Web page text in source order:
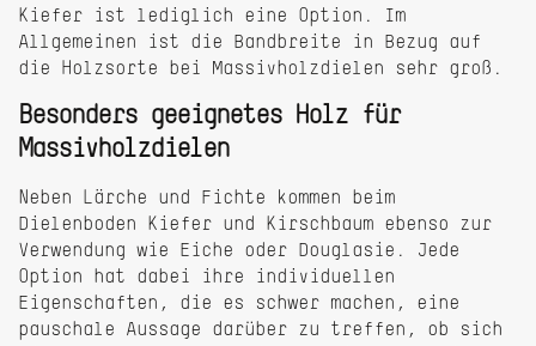
Kiefer ist lediglich eine Option. Im
Allgemeinen ist die Bandbreite in Bezug auf
die Holzsorte bei Massivholzdielen sehr groß.
Besonders geeignetes Holz für
Massivholzdielen
Neben Lärche und Fichte kommen beim
Dielenboden Kiefer und Kirschbaum ebenso zur
Verwendung wie Eiche oder Douglasie. Jede
Option hat dabei ihre individuellen
Eigenschaften, die es schwer machen, eine
pauschale Aussage darüber zu treffen, ob sich